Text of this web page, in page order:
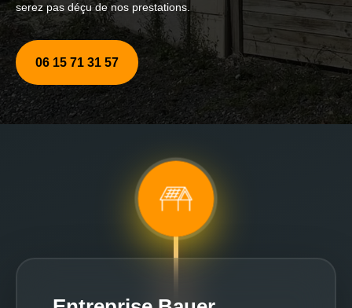
serez pas déçu de nos prestations.
06 15 71 31 57